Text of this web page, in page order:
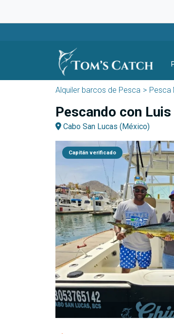
Alquiler barcos de Pesca Pesca
Pescando con
Cabo San Lucas (México)
Capitán verificado